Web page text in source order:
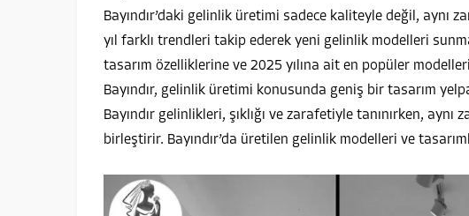
Bayındır’daki gelinlik üretimi sadece kaliteyle değil, aynı
yıl farklı trendleri takip ederek yeni gelinlik modelleri
tasarım özelliklerine ve 2025 yılına ait en popüler
Bayındır, gelinlik üretimi konusunda geniş bir tasarım
Bayındır gelinlikleri, şıklığı ve zarafetiyle tanınırken,
birleştirir. Bayındır’da üretilen gelinlik modelleri ve